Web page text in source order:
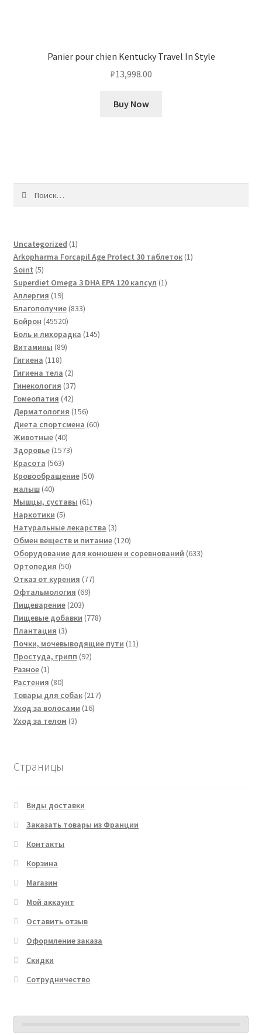
Panier pour chien Kentucky Travel In Style
₽13,998.00
Buy Now
Uncategorized 11
товар
Arkopharma Forcapil Age Protect 30 таблеток 11
Soint 55
товаров
Superdiet Omega 3 DHA EPA 120 капсул 11
Аллергия 1919
товаров
Благополучие 833833
Бойрон 4552045520
товаров
Боль и лихорадка 145145
Витамины 8989
Гигиена 118118
товаров
Гигиена тела 22
товара
Гинекология 3737
товаров
Гомеопатия 4242
товара
Дерматология 156156
товаров
Диета спортсмена 6060
Животные 4040
товаров
Здоровье 15731573
Красота 563563
товара
Кровообращение 5050
малыш 4040
товаров
Мышцы, суставы 6161
Наркотики 55
товаров
Натуральные лекарства 33
товара
Обмен веществ и питание 120120
товаров
Оборудование для конюшен и соревнований 633633
Ортопедия 5050
товаров
Отказ от курения 7777
Офтальмология 6969
Пищеварение 203203
товара
Пищевые добавки 778778
Плантация 33
товара
Почки, мочевыводящие пути 1111
Простуда, грипп 9292
Разное 11
товар
Растения 8080
товаров
Товары для собак 217217
Уход за волосами 1616
Уход за телом 33
Страницы
Виды доставки
Заказать товары из Франции
Контакты
Корзина
Магазин
Мой аккаунт
Оставить отзыв
Оформление заказа
Скидки
Сотрудничество